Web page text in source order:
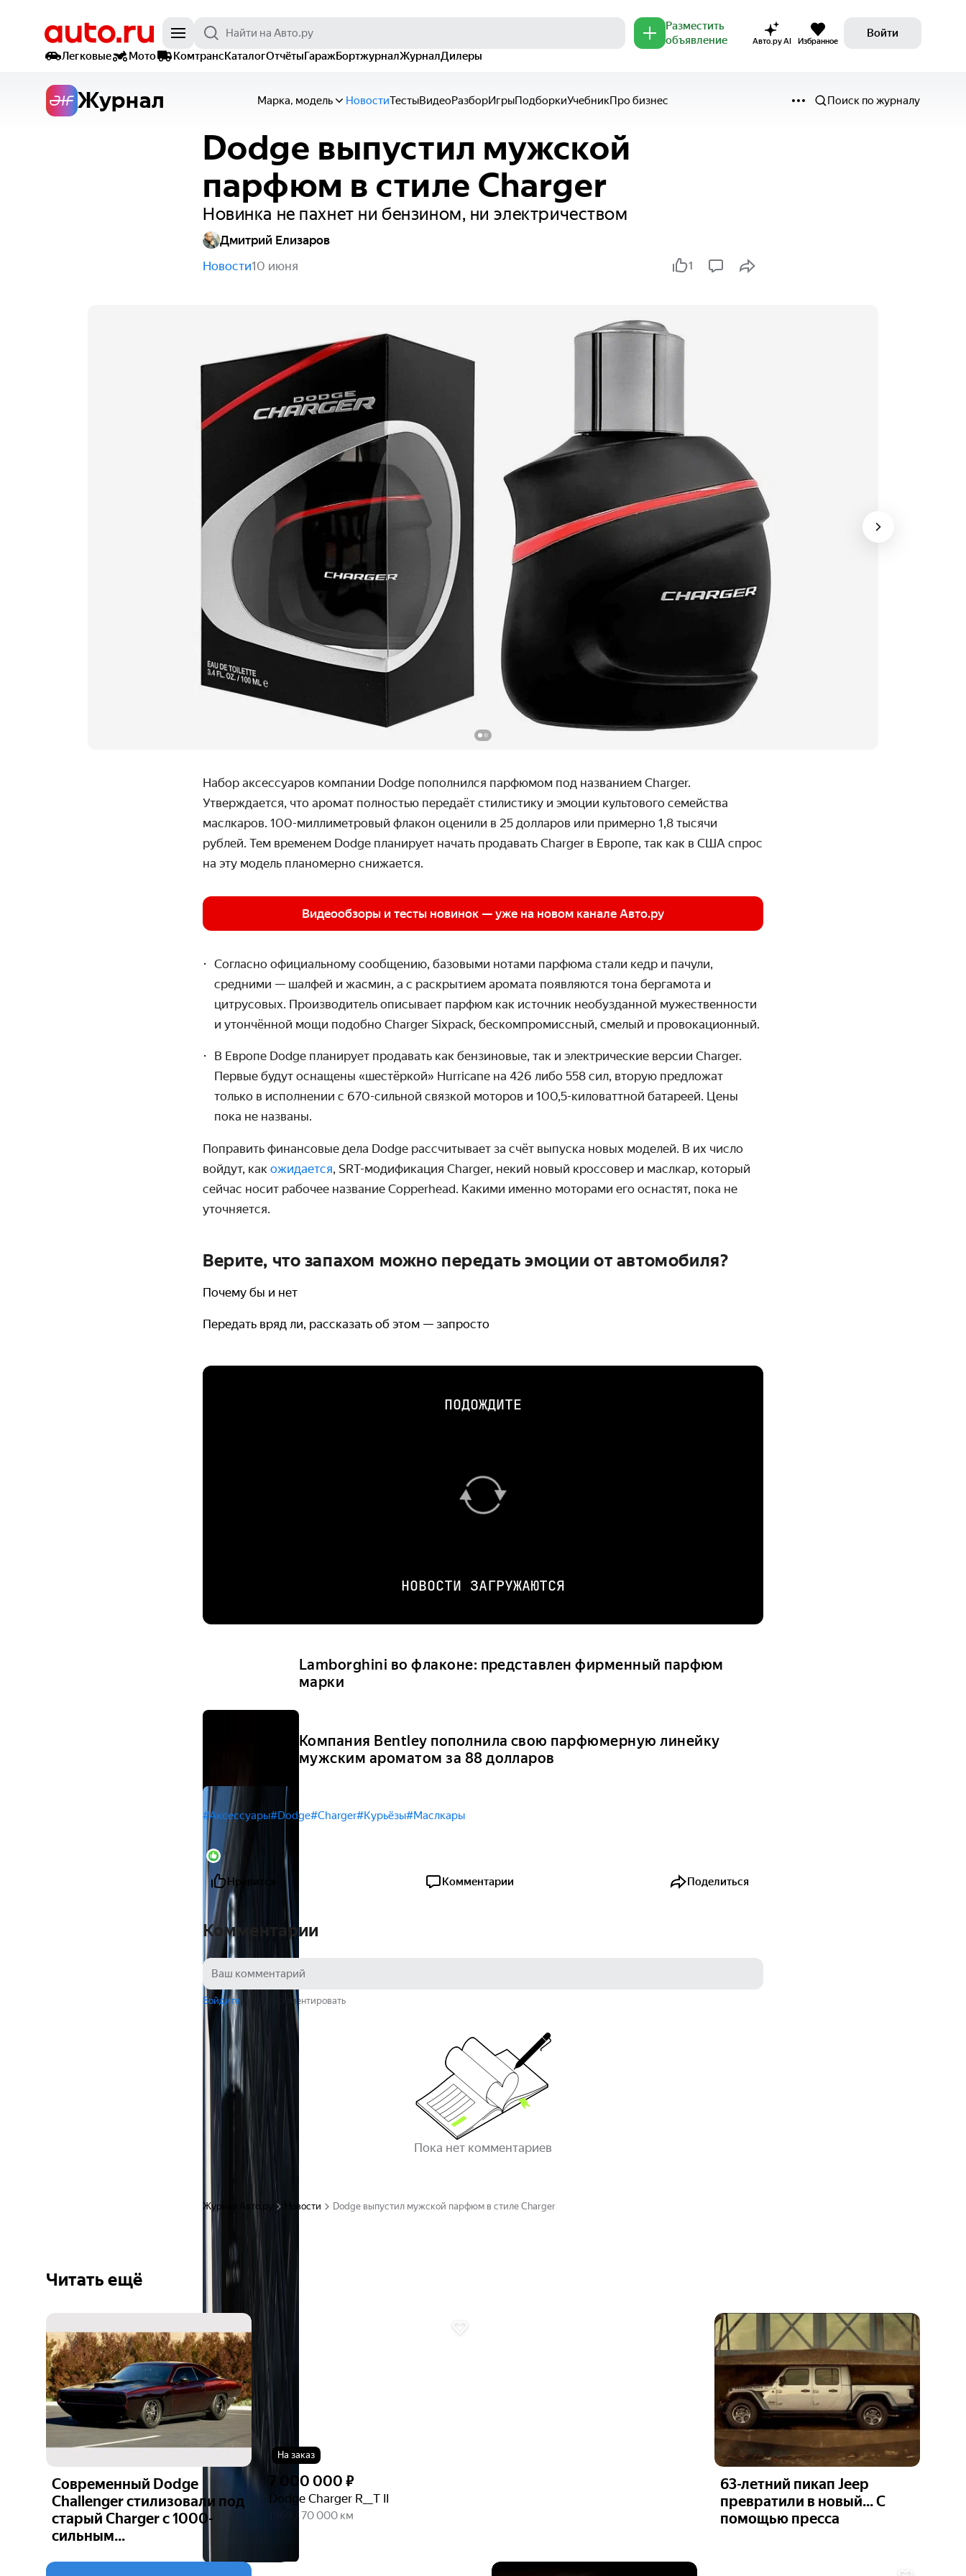
Разместить
объявление
Авто.ру AI Избранное
Войти
Легковые
Мото КомтрансКаталогОтчётыГаражБортжурналЖурналДилеры
Журнал Марка, модель НовостиТестыВидеоРазборИгрыПодборкиУчебникПро бизнес Поиск по журналу
Dodge выпустил мужской
парфюм в стиле Charger
Новинка не пахнет ни бензином, ни электричеством
Дмитрий Елизаров
Новости10 июня 1
Набор аксессуаров компании Dodge пополнился парфюмом под названием Charger.
Утверждается, что аромат полностью передаёт стилистику и эмоции культового семейства
маслкаров. 100-миллиметровый флакон оценили в 25 долларов или примерно 1,8 тысячи
рублей. Тем временем Dodge планирует начать продавать Charger в Европе, так как в США спрос
на эту модель планомерно снижается.
Видеообзоры и тесты новинок — уже на новом канале Авто.ру
Согласно официальному сообщению, базовыми нотами парфюма стали кедр и пачули,
средними — шалфей и жасмин, а с раскрытием аромата появляются тона бергамота и
цитрусовых. Производитель описывает парфюм как источник необузданной мужественности
и утончённой мощи подобно Charger Sixpack, бескомпромиссный, смелый и провокационный.
В Европе Dodge планирует продавать как бензиновые, так и электрические версии Charger.
Первые будут оснащены «шестёркой» Hurricane на 426 либо 558 сил, вторую предложат
только в исполнении с 670-сильной связкой моторов и 100,5-киловаттной батареей. Цены
пока не названы.
Поправить финансовые дела Dodge рассчитывает за счёт выпуска новых моделей. В их число
войдут, как ожидается, SRT-модификация Charger, некий новый кроссовер и маслкар, который
сейчас носит рабочее название Copperhead. Какими именно моторами его оснастят, пока не
уточняется.
Верите, что запахом можно передать эмоции от автомобиля?
Почему бы и нет
Передать вряд ли, рассказать об этом — запросто
ПОДОЖДИТЕ
НОВОСТИ ЗАГРУЖАЮТСЯ
Lamborghini во флаконе: представлен фирменный парфюм
марки
Компания Bentley пополнила свою парфюмерную линейку
мужским ароматом за 88 долларов
#Аксессуары#Dodge#Charger#Курьёзы#Маслкары
1
Нравится Комментарии Поделиться
Комментарии
Войдите , чтобы комментировать
Пока нет комментариев
Журнал Авто.ру Новости Dodge выпустил мужской парфюм в стиле Charger
Читать ещё
Современный Dodge
Challenger стилизовали под
старый Charger с 1000-
сильным...
На заказ
7 000 000 ₽
Dodge Charger R__T II
1969 / 70 000 км
63-летний пикап Jeep
превратили в новый... С
помощью пресса